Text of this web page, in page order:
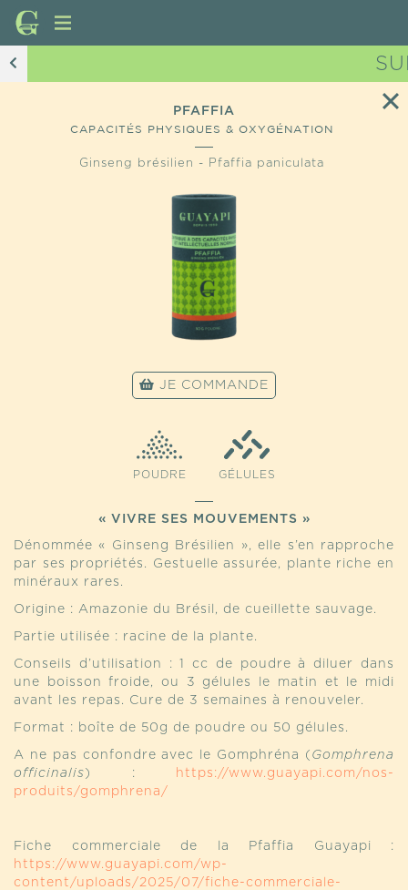
PFAFFIA
CAPACITÉS PHYSIQUES & OXYGÉNATION
Ginseng brésilien - Pfaffia paniculata
JE COMMANDE
POUDRE GÉLULES
« VIVRE SES MOUVEMENTS »
Dénommée « Ginseng Brésilien », elle s’en rapproche
par ses propriétés. Gestuelle assurée, plante riche en
minéraux rares.
Origine : Amazonie du Brésil, de cueillette sauvage.
Partie utilisée : racine de la plante.
Conseils d’utilisation : 1 cc de poudre à diluer dans
une boisson froide, ou 3 gélules le matin et le midi
avant les repas. Cure de 3 semaines à renouveler.
Format : boîte de 50g de poudre ou 50 gélules.
A ne pas confondre avec le Gomphréna ( Gomphrena
officinalis ) :
https://www.guayapi.com/nos-
produits/gomphrena/
Fiche commerciale de la Pfaffia Guayapi :
https://www.guayapi.com/wp-
content/uploads/2025/07/fiche-commerciale-